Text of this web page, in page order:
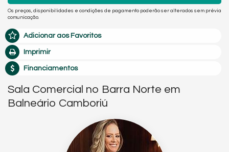
Os preços, disponibilidades e condições de pagamento poderão ser alterados sem prévia
comunicação.
Adicionar aos Favoritos
Imprimir
Financiamentos
Sala Comercial no Barra Norte em
Balneário Camboriú